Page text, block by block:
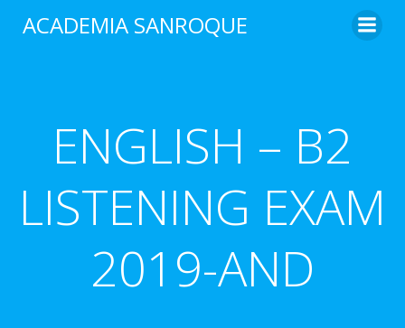
al
ACADEMIA SANROQUE
ENGLISH – B2
LISTENING EXAM
2019-AND